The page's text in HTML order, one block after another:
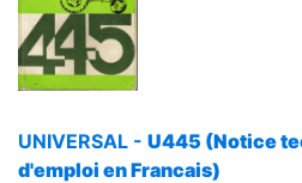
UNIVERSAL - U445 (Notice
d'emploi en Francais)